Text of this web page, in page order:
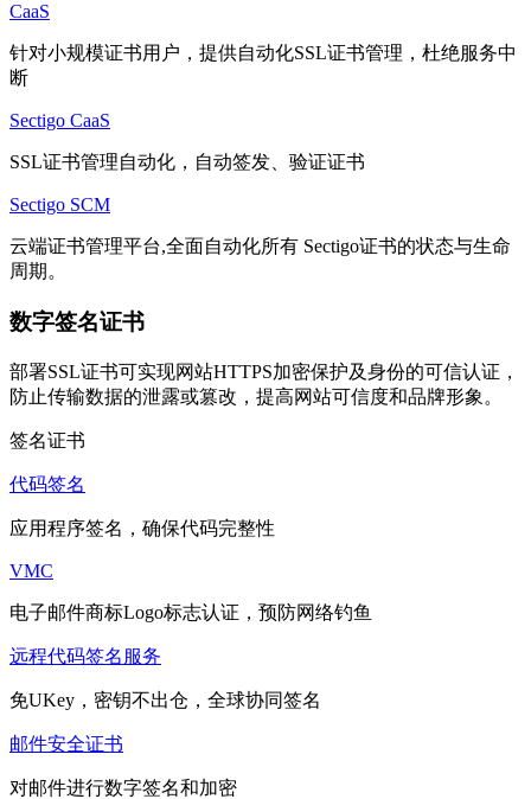
CaaS
针对小规模证书用户，提供自动化SSL证书管理，杜绝服务中
断
Sectigo CaaS
SSL证书管理自动化，自动签发、验证证书
Sectigo SCM
云端证书管理平台,全面自动化所有 Sectigo证书的状态与生命
周期。
数字签名证书
部署SSL证书可实现网站HTTPS加密保护及身份的可信认证，
防止传输数据的泄露或篡改，提高网站可信度和品牌形象。
签名证书
代码签名
应用程序签名，确保代码完整性
VMC
电子邮件商标Logo标志认证，预防网络钓鱼
远程代码签名服务
免UKey，密钥不出仓，全球协同签名
邮件安全证书
对邮件进行数字签名和加密